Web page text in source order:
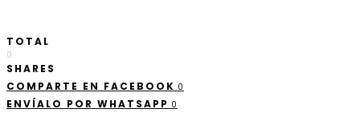
TOTAL
0
SHARES
COMPARTE EN FACEBOOK 0
ENVÍALO POR WHATSAPP 0